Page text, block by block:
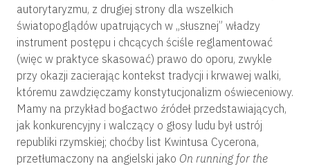
autorytaryzmu, z drugiej strony dla wszelkich
światopoglądów upatrujących w „słusznej” władzy
instrument postępu i chcących ściśle reglamentować
(więc w praktyce skasować) prawo do oporu, zwykle
przy okazji zacierając kontekst tradycji i krwawej walki,
któremu zawdzięczamy konstytucjonalizm oświeceniowy.
Mamy na przykład bogactwo źródeł przedstawiających,
jak konkurencyjny i walczący o głosy ludu był ustrój
republiki rzymskiej; choćby list Kwintusa Cycerona,
przetłumaczony na angielski jako On running for the